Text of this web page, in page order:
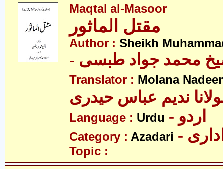
Maqtal al-Masoor
مقتل الماثور
Author : Sheikh
محمد جواد طبسی
Translator : Molana
ندیم عباس حیدری
Language : Urdu - اردو
Category : Azadari
Topic :